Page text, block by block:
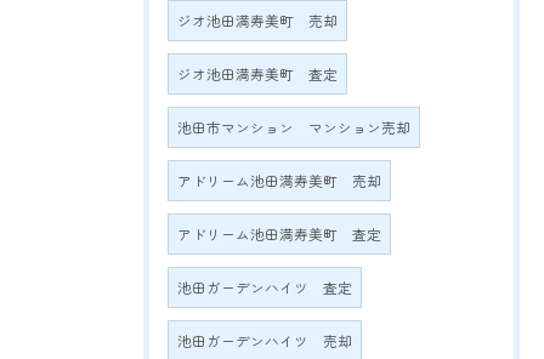
ジオ池田満寿美町 売却
ジオ池田満寿美町 査定
池田市マンション マンション売却
アドリーム池田満寿美町 売却
アドリーム池田満寿美町 査定
池田ガーデンハイツ 査定
池田ガーデンハイツ 売却